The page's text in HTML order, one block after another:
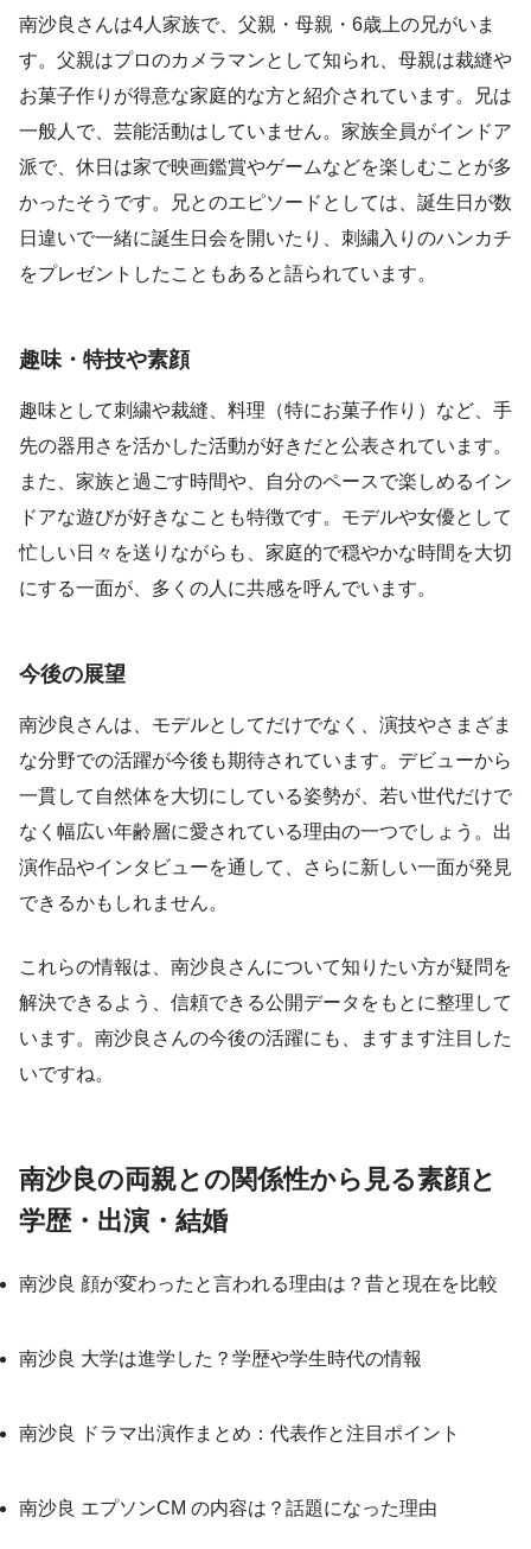
南沙良さんは4人家族で、父親・母親・6歳上の兄がいま
す。父親はプロのカメラマンとして知られ、母親は裁縫や
お菓子作りが得意な家庭的な方と紹介されています。兄は
一般人で、芸能活動はしていません。家族全員がインドア
派で、休日は家で映画鑑賞やゲームなどを楽しむことが多
かったそうです。兄とのエピソードとしては、誕生日が数
日違いで一緒に誕生日会を開いたり、刺繍入りのハンカチ
をプレゼントしたこともあると語られています。
趣味・特技や素顔
趣味として刺繍や裁縫、料理（特にお菓子作り）など、手
先の器用さを活かした活動が好きだと公表されています。
また、家族と過ごす時間や、自分のペースで楽しめるイン
ドアな遊びが好きなことも特徴です。モデルや女優として
忙しい日々を送りながらも、家庭的で穏やかな時間を大切
にする一面が、多くの人に共感を呼んでいます。
今後の展望
南沙良さんは、モデルとしてだけでなく、演技やさまざま
な分野での活躍が今後も期待されています。デビューから
一貫して自然体を大切にしている姿勢が、若い世代だけで
なく幅広い年齢層に愛されている理由の一つでしょう。出
演作品やインタビューを通して、さらに新しい一面が発見
できるかもしれません。
これらの情報は、南沙良さんについて知りたい方が疑問を
解決できるよう、信頼できる公開データをもとに整理して
います。南沙良さんの今後の活躍にも、ますます注目した
いですね。
南沙良の両親との関係性から見る素顔と
学歴・出演・結婚
南沙良 顔が変わったと言われる理由は？昔と現在を比較
南沙良 大学は進学した？学歴や学生時代の情報
南沙良 ドラマ出演作まとめ：代表作と注目ポイント
南沙良 エプソンCM の内容は？話題になった理由